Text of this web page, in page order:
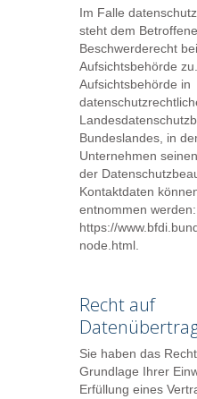
Im Falle
steht dem
Beschwerderecht
Aufsichtsbehörde
Aufsichtsbehörde in
Bundeslandes, in
Unternehmen
der
Kontaktdaten
entnommen werden:
https://
node.html
Recht auf
Sie haben das
Grundlage Ihrer
Erfüllung eines